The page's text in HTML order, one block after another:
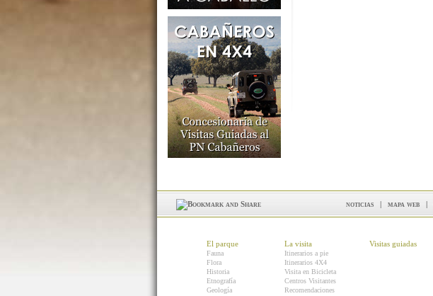
noticias | mapa web |
El parque
Fauna
Flora
Historia
Etnografía
Geología
La visita
Itinerarios a pie
Itinerarios 4X4
Visita en Bicicleta
Centros Visitantes
Recomendaciones
Visitas guiadas